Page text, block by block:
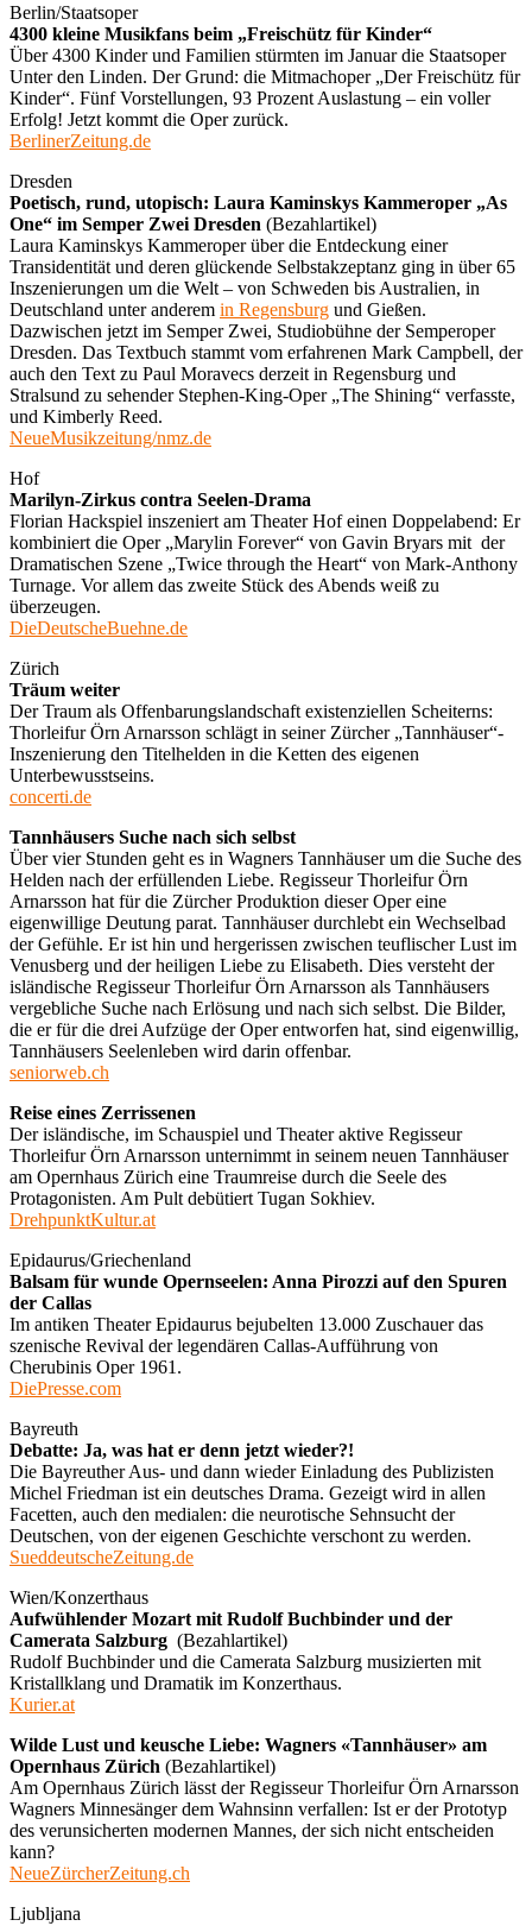
Berlin/Staatsoper
4300 kleine Musikfans beim „Freischütz für Kinder“
Über 4300 Kinder und Familien stürmten im Januar die Staatsoper
Unter den Linden. Der Grund: die Mitmachoper „Der Freischütz für
Kinder“. Fünf Vorstellungen, 93 Prozent Auslastung – ein voller
Erfolg! Jetzt kommt die Oper zurück.
BerlinerZeitung.de
Dresden
Poetisch, rund, utopisch: Laura Kaminskys Kammeroper „As
One“ im Semper Zwei Dresden (Bezahlartikel)
Laura Kaminskys Kammeroper über die Entdeckung einer
Transidentität und deren glückende Selbstakzeptanz ging in über 65
Inszenierungen um die Welt – von Schweden bis Australien, in
Deutschland unter anderem in Regensburg und Gießen.
Dazwischen jetzt im Semper Zwei, Studiobühne der Semperoper
Dresden. Das Textbuch stammt vom erfahrenen Mark Campbell, der
auch den Text zu Paul Moravecs derzeit in Regensburg und
Stralsund zu sehender Stephen-King-Oper „The Shining“ verfasste,
und Kimberly Reed.
NeueMusikzeitung/nmz.de
Hof
Marilyn-Zirkus contra Seelen-Drama
Florian Hackspiel inszeniert am Theater Hof einen Doppelabend: Er
kombiniert die Oper „Marylin Forever“ von Gavin Bryars mit der
Dramatischen Szene „Twice through the Heart“ von Mark-Anthony
Turnage. Vor allem das zweite Stück des Abends weiß zu
überzeugen.
DieDeutscheBuehne.de
Zürich
Träum weiter
Der Traum als Offenbarungslandschaft existenziellen Scheiterns:
Thorleifur Örn Arnarsson schlägt in seiner Zürcher „Tannhäuser“-
Inszenierung den Titelhelden in die Ketten des eigenen
Unterbewusstseins.
concerti.de
Tannhäusers Suche nach sich selbst
Über vier Stunden geht es in Wagners Tannhäuser um die Suche des
Helden nach der erfüllenden Liebe. Regisseur Thorleifur Örn
Arnarsson hat für die Zürcher Produktion dieser Oper eine
eigenwillige Deutung parat. Tannhäuser durchlebt ein Wechselbad
der Gefühle. Er ist hin und hergerissen zwischen teuflischer Lust im
Venusberg und der heiligen Liebe zu Elisabeth. Dies versteht der
isländische Regisseur Thorleifur Örn Arnarsson als Tannhäusers
vergebliche Suche nach Erlösung und nach sich selbst. Die Bilder,
die er für die drei Aufzüge der Oper entworfen hat, sind eigenwillig,
Tannhäusers Seelenleben wird darin offenbar.
seniorweb.ch
Reise eines Zerrissenen
Der isländische, im Schauspiel und Theater aktive Regisseur
Thorleifur Örn Arnarsson unternimmt in seinem neuen Tannhäuser
am Opernhaus Zürich eine Traumreise durch die Seele des
Protagonisten. Am Pult debütiert Tugan Sokhiev.
DrehpunktKultur.at
Epidaurus/Griechenland
Balsam für wunde Opernseelen: Anna Pirozzi auf den Spuren
der Callas
Im antiken Theater Epidaurus bejubelten 13.000 Zuschauer das
szenische Revival der legendären Callas-Aufführung von
Cherubinis Oper 1961.
DiePresse.com
Bayreuth
Debatte: Ja, was hat er denn jetzt wieder?!
Die Bayreuther Aus- und dann wieder Einladung des Publizisten
Michel Friedman ist ein deutsches Drama. Gezeigt wird in allen
Facetten, auch den medialen: die neurotische Sehnsucht der
Deutschen, von der eigenen Geschichte verschont zu werden.
SueddeutscheZeitung.de
Wien/Konzerthaus
Aufwühlender Mozart mit Rudolf Buchbinder und der
Camerata Salzburg (Bezahlartikel)
Rudolf Buchbinder und die Camerata Salzburg musizierten mit
Kristallklang und Dramatik im Konzerthaus.
Kurier.at
Wilde Lust und keusche Liebe: Wagners «Tannhäuser» am
Opernhaus Zürich (Bezahlartikel)
Am Opernhaus Zürich lässt der Regisseur Thorleifur Örn Arnarsson
Wagners Minnesänger dem Wahnsinn verfallen: Ist er der Prototyp
des verunsicherten modernen Mannes, der sich nicht entscheiden
kann?
NeueZürcherZeitung.ch
Ljubljana